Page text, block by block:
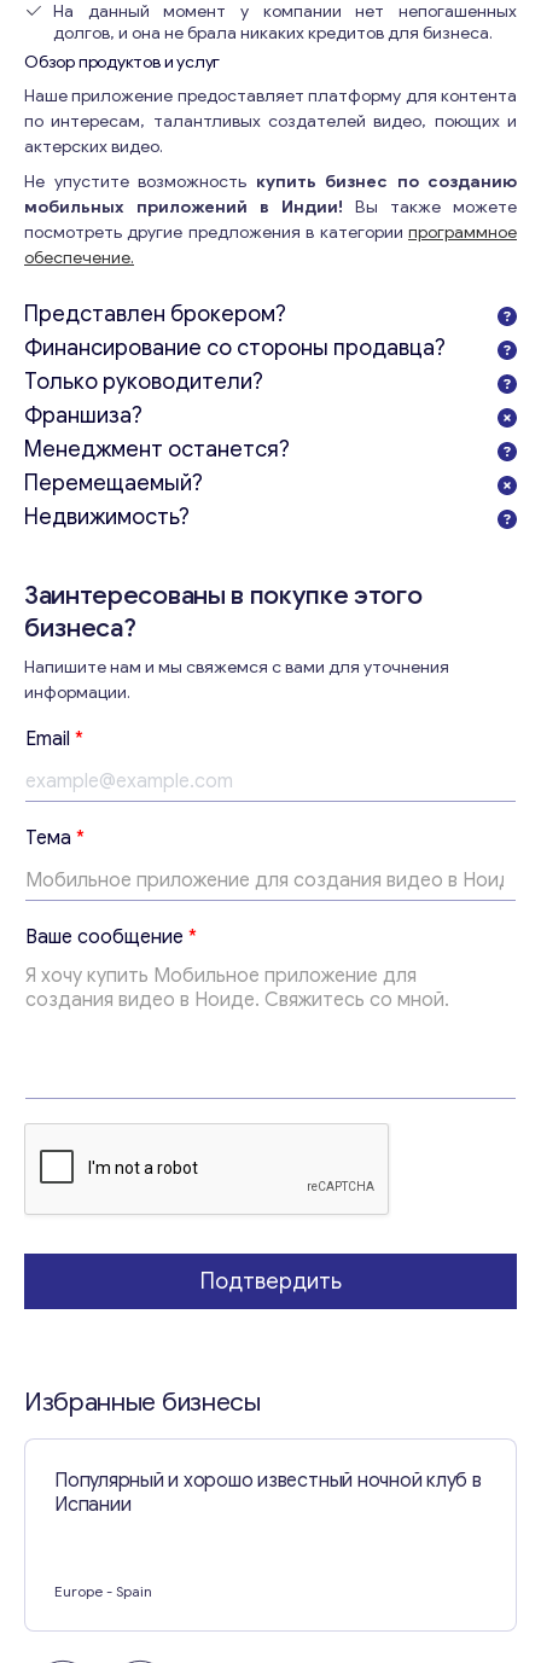
Отправьте нам запрос, и мы свяжемся с вами в
Email
Ваши комментарии
Свяжитесь со мной
На данный момент у компании нет непогашенных
долгов, и она не брала никаких кредитов для бизнеса.
Обзор продуктов и услуг
Наше приложение предоставляет платформу для контента
по интересам, талантливых создателей видео, поющих и
актерских видео.
Не упустите возможность купить бизнес по созданию
мобильных приложений в Индии! Вы также можете
посмотреть другие предложения в категории программное
обеспечение.
Представлен брокером?
Финансирование со стороны продавца?
Только руководители?
Франшиза?
Менеджмент останется?
Перемещаемый?
Недвижимость?
Заинтересованы в покупке этого
бизнеса?
Напишите нам и мы свяжемся с вами для уточнения
информации.
Email *
Т
е
м
а
В
а
ш
е
а
Тема *
Ваше сообщение *
Подтвердить
Избранные бизнесы
Популярный и хорошо известный ночной клуб в
Испании
Europe - Spain